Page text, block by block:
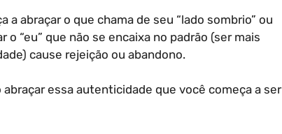
abraçar o que chama de seu “lado sombrio” ou
“eu” que não se encaixa no padrão (ser mais
cause rejeição ou abandono.
essa autenticidade que você começa a ser